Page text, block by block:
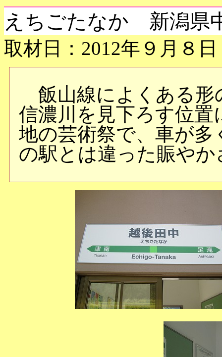
えちごたなか 新潟県
取材日：2012年９月８日
飯山線によくある形
信濃川を見下ろす位
地の芸術祭で、車が
の駅とは違った賑や